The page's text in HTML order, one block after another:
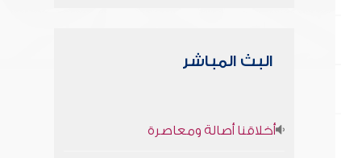
البث المباشر
أخلاقنا أصالة ومعاصرة